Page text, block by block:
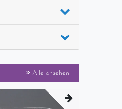
Alle ansehen